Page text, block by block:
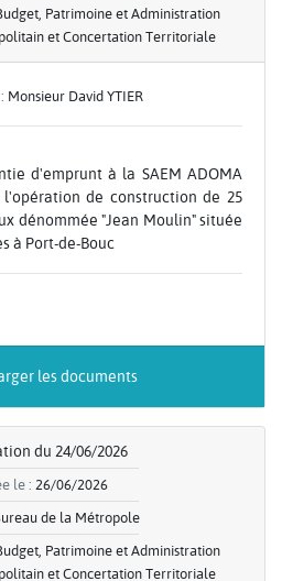
Patrimoine et Administration
et Concertation Territoriale
Monsieur David YTIER
d'emprunt à la SAEM ADOMA
de construction de 25
dénommée "Jean Moulin" située
à Port-de-Bouc
les documents
du 24/06/2026
le : 26/06/2026
de la Métropole
Patrimoine et Administration
et Concertation Territoriale